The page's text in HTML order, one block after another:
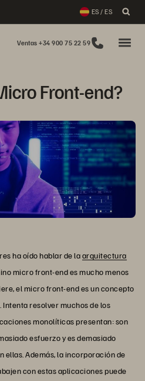
ES / ES
Ventas +34 900 75 22 59
Front-end?
ha oído hablar de laarquitectura
micro front-end es mucho menos
el micro front-end es un concepto
resolver muchos de los
monolíticas presentan: son
esfuerzo y es demasiado
ellas. Además, la incorporación de
con estas aplicaciones puede